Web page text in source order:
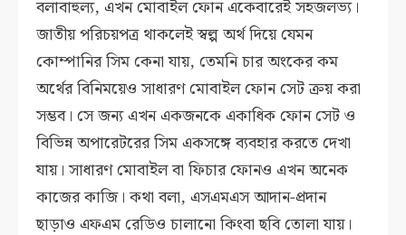
বলাবাহুল্য, এখন মোবাইল ফোন একেবারেই সহজলভ্য।
জাতীয় পরিচয়পত্র থাকলেই স্বল্প অর্থ দিয়ে যেমন
কোম্পানির সিম কেনা যায়, তেমনি চার অংকের কম
অর্থের বিনিময়েও সাধারণ মোবাইল ফোন সেট ক্রয় করা
সম্ভব। সে জন্য এখন একজনকে একাধিক ফোন সেট ও
বিভিন্ন অপারেটরের সিম একসঙ্গে ব্যবহার করতে দেখা
যায়। সাধারণ মোবাইল বা ফিচার ফোনও এখন অনেক
কাজের কাজি। কথা বলা, এসএমএস আদান-প্রদান
ছাড়াও এফএম রেডিও চালানো কিংবা ছবি তোলা যায়।